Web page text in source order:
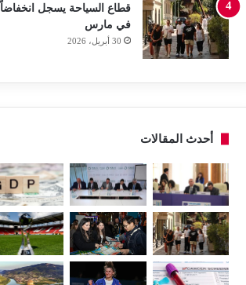
قطاع السياحة يسجل انخفاضاً
في مارس
30 أبريل، 2026
أحدث المقالات